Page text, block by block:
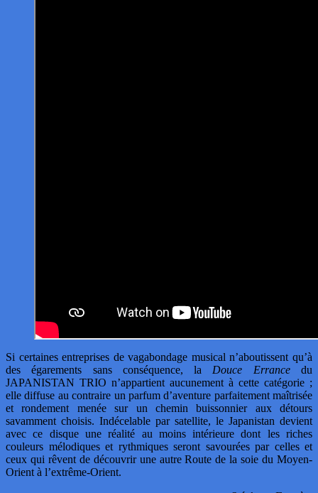
Si certaines entreprises de vagabondage musical n’aboutissent qu’à
des égarements sans conséquence, la Douce Errancedu
JAPANISTAN TRIO n’appartient aucunement à cette catégorie ;
elle diffuse au contraire un parfum d’aventure parfaitement maîtrisée
et rondement menée sur un chemin buissonnier aux détours
savamment choisis. Indécelable par satellite, le Japanistan devient
avec ce disque une réalité au moins intérieure dont les riches
couleurs mélodiques et rythmiques seront savourées par celles et
ceux qui rêvent de découvrir une autre Route de la soie du Moyen-
Orient à l’extrême-Orient.